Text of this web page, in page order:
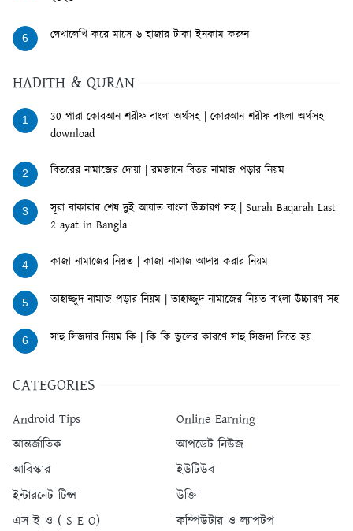
6 লেখালেখি করে মাসে ৬ হাজার টাকা ইনকাম করুন
HADITH & QURAN
1
30 পারা কোরআন শরীফ বাংলা অর্থসহ | কোরআন শরীফ বাংলা অর্থসহ
download
2 বিতরের নামাজের দোয়া | রমজানে বিতর নামাজ পড়ার নিয়ম
3
সূরা বাকারার শেষ দুই আয়াত বাংলা উচ্চারণ সহ | Surah Baqarah Last
2 ayat in Bangla
4 কাজা নামাজের নিয়ত | কাজা নামাজ আদায় করার নিয়ম
5 তাহাজ্জুদ নামাজ পড়ার নিয়ম | তাহাজ্জুদ নামাজের নিয়ত বাংলা উচ্চারণ সহ
6 সাহু সিজদার নিয়ম কি | কি কি ভুলের কারণে সাহু সিজদা দিতে হয়
CATEGORIES
Android Tips
Online Earning
আন্তর্জাতিক
আপডেট নিউজ
আবিস্কার
ইউটিউব
ইন্টারনেট টিপ্স
উক্তি
এস ই ও ( S E O)
কম্পিউটার ও ল্যাপটপ